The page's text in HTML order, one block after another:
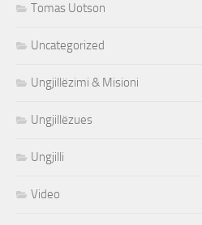
Tomas Uotson
Uncategorized
Ungjillëzimi & Misioni
Ungjillëzues
Ungjilli
Video